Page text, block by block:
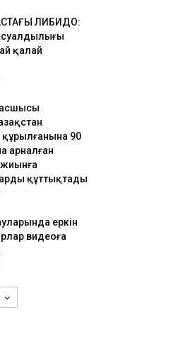
ЛИБИДО:
қалай
90
арналған
құттықтады
еркін
видеоға